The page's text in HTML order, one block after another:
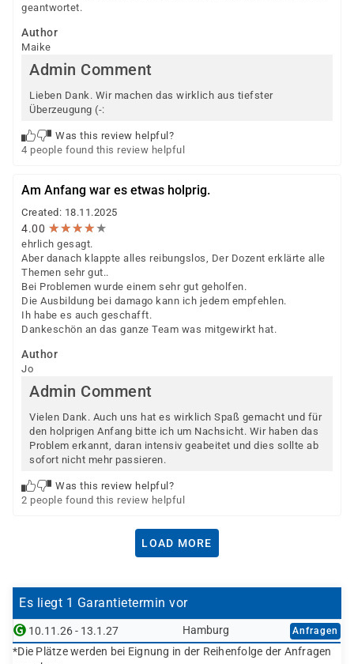
geantwortet.
Author
Maike
Admin Comment
Lieben Dank. Wir machen das wirklich aus tiefster
Überzeugung (-:
Was this review helpful?
4 people found this review helpful
Am Anfang war es etwas holprig.
Created: 18.11.2025
4.00 ★★★★★
★★★★★
ehrlich gesagt.
Aber danach klappte alles reibungslos, Der Dozent erklärte alle
Themen sehr gut..
Bei Problemen wurde einem sehr gut geholfen.
Die Ausbildung bei damago kann ich jedem empfehlen.
Ih habe es auch geschafft.
Dankeschön an das ganze Team was mitgewirkt hat.
Author
Jo
Admin Comment
Vielen Dank. Auch uns hat es wirklich Spaß gemacht und für
den holprigen Anfang bitte ich um Nachsicht. Wir haben das
Problem erkannt, daran intensiv geabeitet und dies sollte ab
sofort nicht mehr passieren.
Was this review helpful?
2 people found this review helpful
LOAD MORE
Es liegt 1 Garantietermin vor
10.11.26 - 13.1.27 Hamburg Anfragen
*Die Plätze werden bei Eignung in der Reihenfolge der Anfragen